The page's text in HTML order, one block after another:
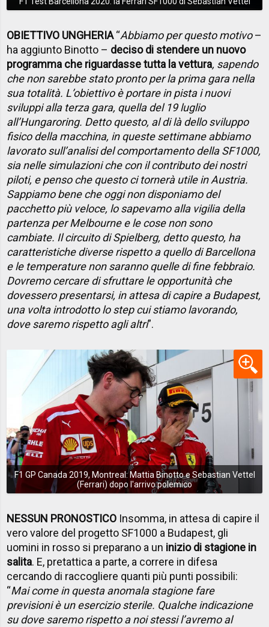
OBIETTIVO UNGHERIA“Abbiamo per questo motivo–
ha aggiunto Binotto – deciso di stendere un nuovo
programma che riguardasse tutta la vettura, sapendo
che non sarebbe stato pronto per la prima gara nella
sua totalità. L’obiettivo è portare in pista i nuovi
sviluppi alla terza gara, quella del 19 luglio
all’Hungaroring. Detto questo, al di là dello sviluppo
fisico della macchina, in queste settimane abbiamo
lavorato sull’analisi del comportamento della SF1000,
sia nelle simulazioni che con il contributo dei nostri
piloti, e penso che questo ci tornerà utile in Austria.
Sappiamo bene che oggi non disponiamo del
pacchetto più veloce, lo sapevamo alla vigilia della
partenza per Melbourne e le cose non sono
cambiate. Il circuito di Spielberg, detto questo, ha
caratteristiche diverse rispetto a quello di Barcellona
e le temperature non saranno quelle di fine febbraio.
Dovremo cercare di sfruttare le opportunità che
dovessero presentarsi, in attesa di capire a Budapest,
una volta introdotto lo step cui stiamo lavorando,
dove saremo rispetto agli altri”.
F1 GP Canada 2019, Montreal: Mattia Binotto e Sebastian Vettel
(Ferrari) dopo l'arrivo polemico
NESSUN PRONOSTICO Insomma, in attesa di capire il
vero valore del progetto SF1000 a Budapest, gli
uomini in rosso si preparano a un inizio di stagione in
salita. E, pretattica a parte, a correre in difesa
cercando di raccogliere quanti più punti possibili:
“Mai come in questa anomala stagione fare
previsioni è un esercizio sterile. Qualche indicazione
su dove saremo rispetto a noi stessi l’avremo al